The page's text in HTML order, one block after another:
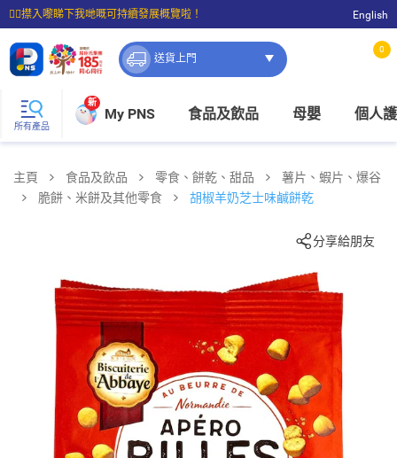
☝🏼㩒入嚟睇下我哋嘅可持續發展概覽啦！
⭐購物滿$399即享免費送貨；滿$100即可免費店取。
English
送貨上門
0
所有產品
新
My PNS 食品及飲品 母嬰 個人
主頁 食品及飲品 零食、餅乾、甜品
薯片、蝦片、爆谷
脆餅、米餅及其他零食
胡椒羊奶芝士味鹹餅乾
分享給朋友